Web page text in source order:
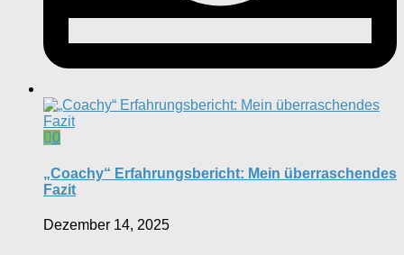
0
„Coachy“ Erfahrungsbericht: Mein überraschendes
Fazit
Dezember 14, 2025